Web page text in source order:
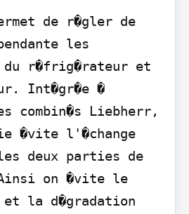
de r�gler de
les
du r�frig�rateur et
Int�gr�e �
combin�s Liebherr,
�vite l'�change
deux parties de
on �vite le
et la d�gradation